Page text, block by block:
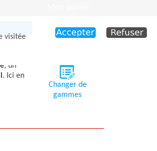
visitée
, un
. Ici en
Changer de
gammes